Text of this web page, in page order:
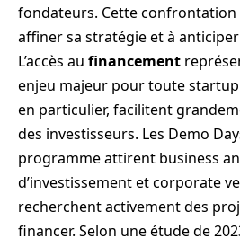
fondateurs. Cette confrontation
affiner sa stratégie et à
L’accès au financement
enjeu majeur pour toute
en particulier, facilitent
des investisseurs. Les Demo
programme attirent business
d’investissement et corporate
recherchent activement des
financer. Selon une étude de